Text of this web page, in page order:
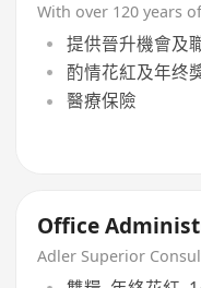
With over 120 years
提供晉升機會及
酌情花紅及年终
醫療保險
Office
Adler Superior